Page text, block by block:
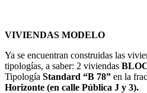
VIVIENDAS MODELO
Ya se encuentran construidas las
tipologías, a saber: 2 viviendas
Tipología Standard “B 78” en la
Horizonte (en calle Pública J y 3).